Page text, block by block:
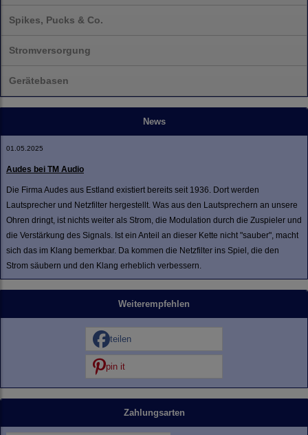
Spikes, Pucks & Co.
Stromversorgung
Gerätebasen
News
01.05.2025
Audes bei TM Audio
Die Firma Audes aus Estland existiert bereits seit 1936. Dort werden
Lautsprecher und Netzfilter hergestellt. Was aus den Lautsprechern an unsere
Ohren dringt, ist nichts weiter als Strom, die Modulation durch die Zuspieler und
die Verstärkung des Signals. Ist ein Anteil an dieser Kette nicht "sauber", macht
sich das im Klang bemerkbar. Da kommen die Netzfilter ins Spiel, die den
Strom säubern und den Klang erheblich verbessern.
Weiterempfehlen
teilen
pin it
Zahlungsarten